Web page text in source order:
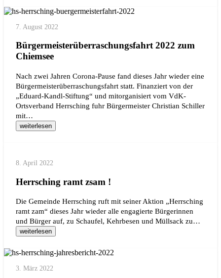
7. August 2022
Bürgermeisterüberraschungsfahrt 2022 zum
Chiemsee
Nach zwei Jahren Corona-Pause fand dieses Jahr wieder eine
Bürgermeisterüberraschungsfahrt statt. Finanziert von der
„Eduard-Kandl-Stiftung“ und mitorganisiert vom VdK-
Ortsverband Herrsching fuhr Bürgermeister Christian Schiller
mit…
weiterlesen
8. April 2022
Herrsching ramt zsam !
Die Gemeinde Herrsching ruft mit seiner Aktion „Herrsching
ramt zam“ dieses Jahr wieder alle engagierte Bürgerinnen
und Bürger auf, zu Schaufel, Kehrbesen und Müllsack zu…
weiterlesen
3. März 2022